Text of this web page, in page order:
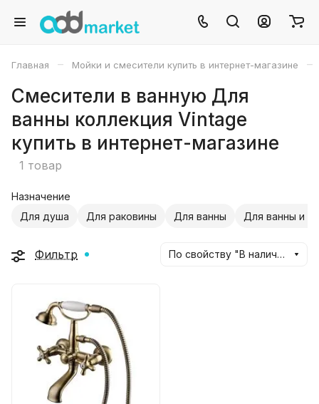
Главная – Мойки и смесители купить в интернет-магазине –
Смесители в ванную Для
ванны коллекция Vintage
купить в интернет-магазине
1 товар
Назначение
Для душа
Для раковины Для ванны Для ванны и
Фильтр По свойству "В наличии" (убывание)